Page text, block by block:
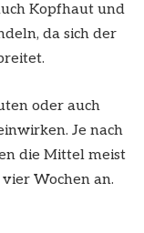
Kopfhaut und
da sich der
oder auch
Je nach
die Mittel meist
Wochen an.